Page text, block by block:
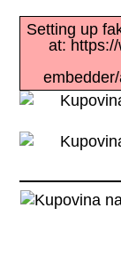
Setting up
at: